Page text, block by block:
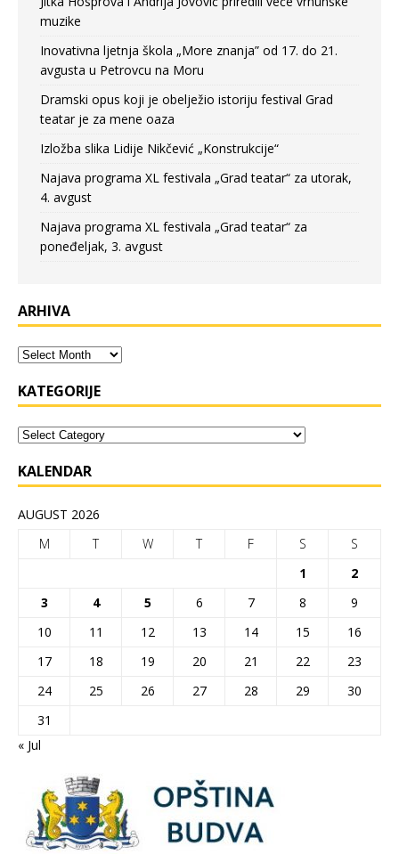
muzike
Inovativna ljetnja škola „More znanja” od 17. do 21.
avgusta u Petrovcu na Moru
Dramski opus koji je obelježio istoriju festival Grad
teatar je za mene oaza
Izložba slika Lidije Nikčević „Konstrukcije“
Najava programa XL festivala „Grad teatar“ za utorak,
4. avgust
Najava programa XL festivala „Grad teatar“ za
poneđeljak, 3. avgust
ARHIVA
KATEGORIJE
KALENDAR
AUGUST 2026
M
T W T F S
S
1
2
3
4 5 6 7 8
9
10
11 12 13 14 15
16
17
18 19 20 21 22
23
24
25 26 27 28 29
30
31
« Jul